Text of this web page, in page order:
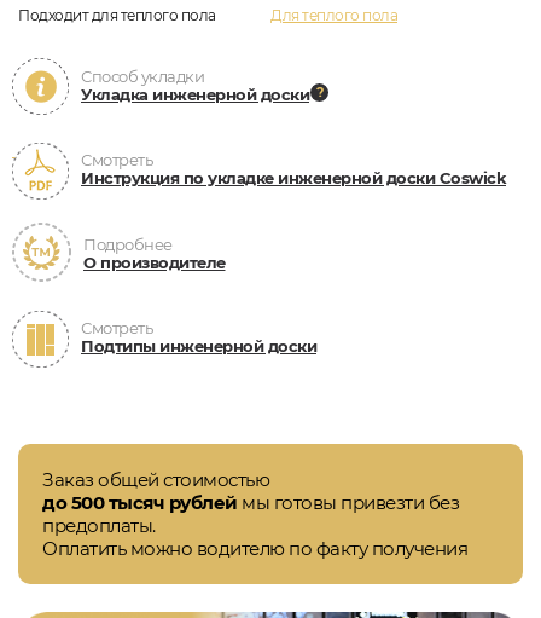
Подходит для теплого пола
Для теплого пола
Способ укладки
Укладка инженерной доски
Смотреть
Инструкция по укладке инженерной доски Coswick
Подробнее
О производителе
Смотреть
Подтипы инженерной доски
Заказ общей стоимостью
до 500 тысяч рублей мы готовы привезти без
предоплаты.
Оплатить можно водителю по факту получения